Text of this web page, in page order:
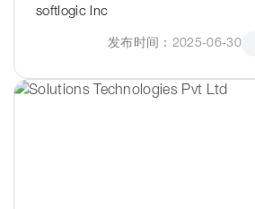
softlogic lnc
发布时间：2025-06-30